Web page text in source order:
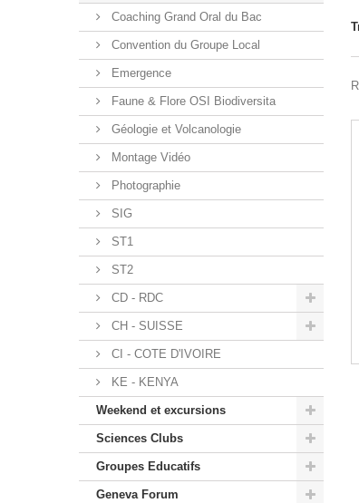
Coaching Grand Oral du Bac
Convention du Groupe Local
Emergence
Faune & Flore OSI Biodiversita
Géologie et Volcanologie
Montage Vidéo
Photographie
SIG
ST1
ST2
CD - RDC
CH - SUISSE
CI - COTE D'IVOIRE
KE - KENYA
Weekend et excursions
Sciences Clubs
Groupes Educatifs
Geneva Forum